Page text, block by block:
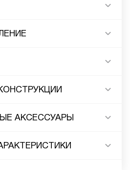
АКСЕССУАРЫ